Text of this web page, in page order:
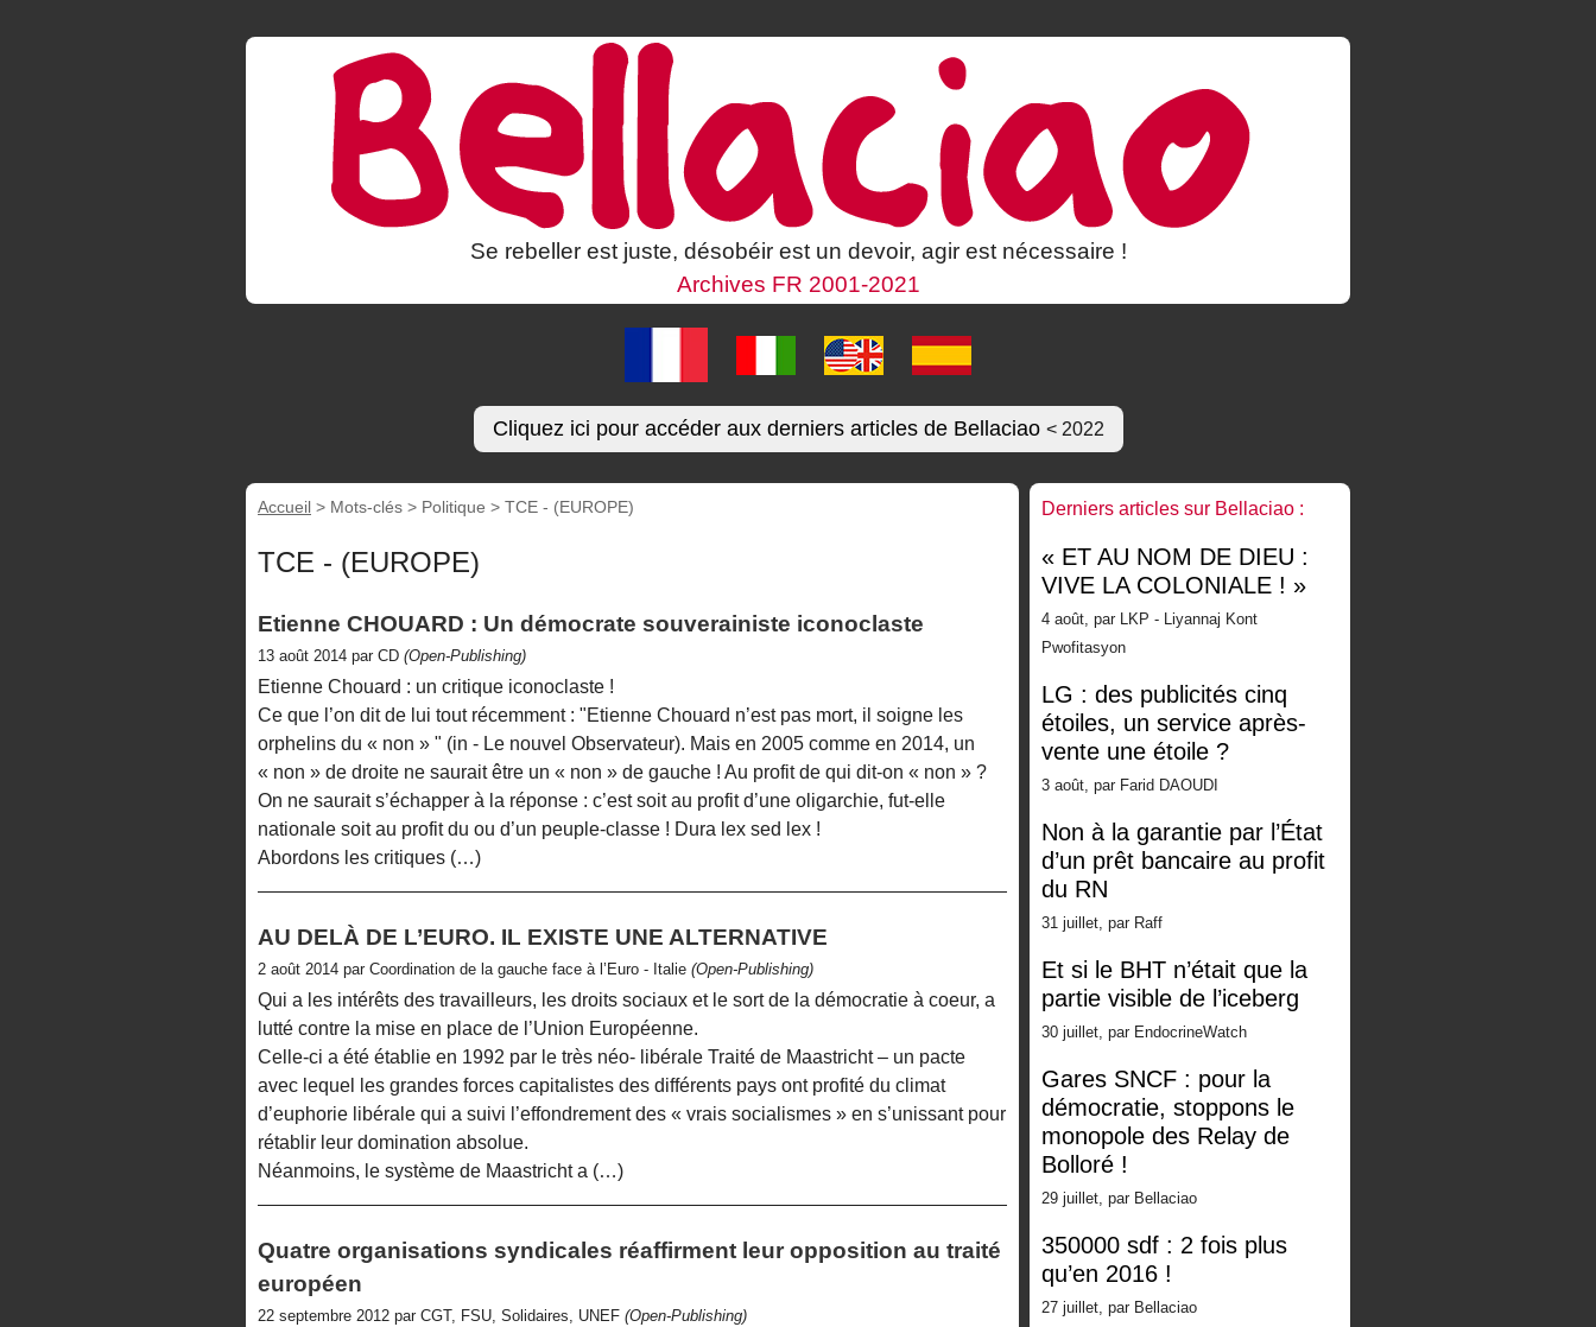
Se rebeller est juste, désobéir est un devoir, agir est nécessaire !
Archives FR 2001-2021
Cliquez ici pour accéder aux derniers articles de Bellaciao < 2022
Accueil > Mots-clés > Politique > TCE - (EUROPE)
TCE - (EUROPE)
Etienne CHOUARD : Un démocrate souverainiste iconoclaste
13 août 2014 par CD (Open-Publishing)
Etienne Chouard : un critique iconoclaste !
Ce que l’on dit de lui tout récemment : "Etienne Chouard n’est pas mort, il soigne les
orphelins du « non » " (in - Le nouvel Observateur). Mais en 2005 comme en 2014, un
« non » de droite ne saurait être un « non » de gauche ! Au profit de qui dit-on « non » ?
On ne saurait s’échapper à la réponse : c’est soit au profit d’une oligarchie, fut-elle
nationale soit au profit du ou d’un peuple-classe ! Dura lex sed lex !
Abordons les critiques (…)
AU DELÀ DE L’EURO. IL EXISTE UNE ALTERNATIVE
2 août 2014 par Coordination de la gauche face à l’Euro - Italie (Open-Publishing)
Qui a les intérêts des travailleurs, les droits sociaux et le sort de la démocratie à coeur, a
lutté contre la mise en place de l’Union Européenne.
Celle-ci a été établie en 1992 par le très néo- libérale Traité de Maastricht – un pacte
avec lequel les grandes forces capitalistes des différents pays ont profité du climat
d’euphorie libérale qui a suivi l’effondrement des « vrais socialismes » en s’unissant pour
rétablir leur domination absolue.
Néanmoins, le système de Maastricht a (…)
Quatre organisations syndicales réaffirment leur opposition au traité
européen
22 septembre 2012 par CGT, FSU, Solidaires, UNEF (Open-Publishing)
Derniers articles sur Bellaciao :
« ET AU NOM DE DIEU :
VIVE LA COLONIALE ! »
4 août, par LKP - Liyannaj Kont
Pwofitasyon
LG : des publicités cinq
étoiles, un service après-
vente une étoile ?
3 août, par Farid DAOUDI
Non à la garantie par l’État
d’un prêt bancaire au profit
du RN
31 juillet, par Raff
Et si le BHT n’était que la
partie visible de l’iceberg
30 juillet, par EndocrineWatch
Gares SNCF : pour la
démocratie, stoppons le
monopole des Relay de
Bolloré !
29 juillet, par Bellaciao
350000 sdf : 2 fois plus
qu’en 2016 !
27 juillet, par Bellaciao